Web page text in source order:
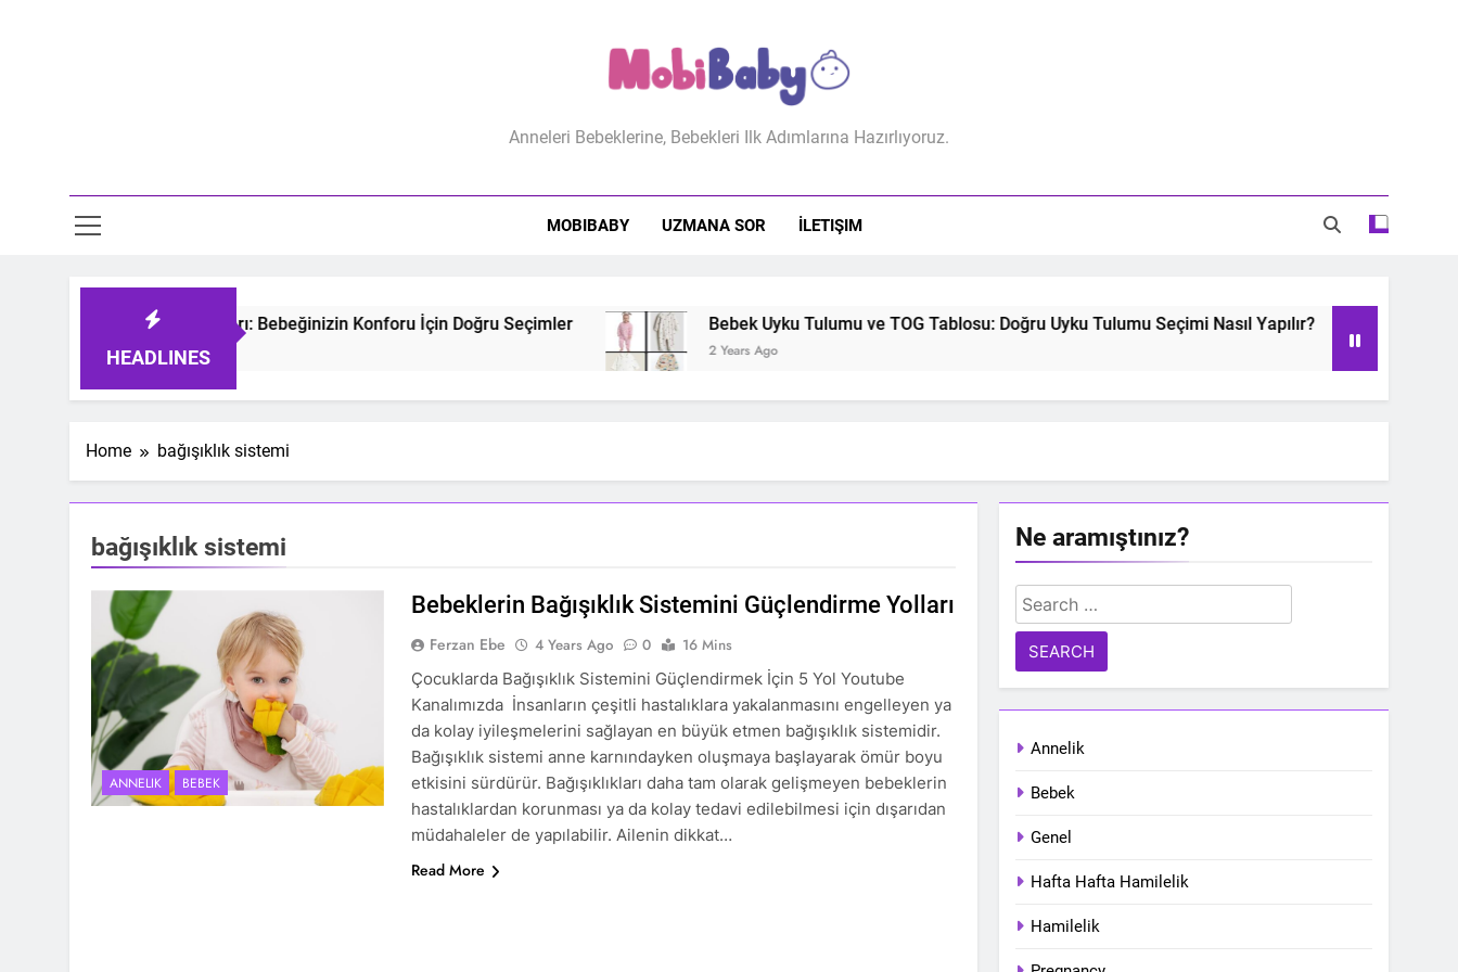
MobiBaby
Anneleri Bebeklerine, Bebekleri Ilk Adımlarına Hazırlıyoruz.
MOBIBABY UZMANA SOR İLETIŞIM
HEADLINES
Bebek Uyku Tulumları: Bebeğinizin Konforu İçin Doğru Seçimler Bebek Uyku Tulumu ve TOG Tablosu: Doğru Uyku Tulumu Seçimi Nasıl Yapılır?
2 Years Ago
Home bağışıklık sistemi
bağışıklık sistemi
ANNELIK BEBEK
Bebeklerin Bağışıklık Sistemini Güçlendirme Yolları
Ferzan Ebe 4 Years Ago 0
16 Mins
Çocuklarda Bağışıklık Sistemini Güçlendirmek İçin 5 Yol Youtube
Kanalımızda İnsanların çeşitli hastalıklara yakalanmasını engelleyen ya
da kolay iyileşmelerini sağlayan en büyük etmen bağışıklık sistemidir.
Bağışıklık sistemi anne karnındayken oluşmaya başlayarak ömür boyu
etkisini sürdürür. Bağışıklıkları daha tam olarak gelişmeyen bebeklerin
hastalıklardan korunması ya da kolay tedavi edilebilmesi için dışarıdan
müdahaleler de yapılabilir. Ailenin dikkat…
Read More
Ne aramıştınız?
Search
for:
Annelik
Bebek
Genel
Hafta Hafta Hamilelik
Hamilelik